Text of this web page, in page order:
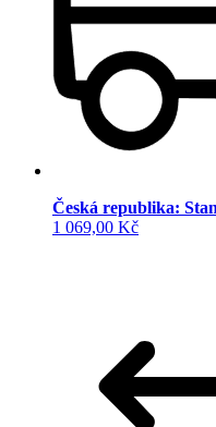
Česká republika:
1 069,00 Kč